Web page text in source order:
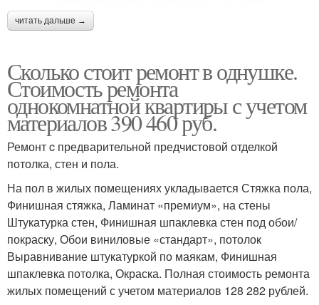
читать дальше →
Сколько стоит ремонт в однушке.
Стоимость ремонта
однокомнатной квартиры с учетом
материалов 390 460 руб.
Ремонт c предварительной предчистовой отделкой
потолка, стен и пола.
На пол в жилых помещениях укладывается Стяжка пола,
Финишная стяжка, Ламинат «премиум», на стены
Штукатурка стен, Финишная шпаклевка стен под обои/
покраску, Обои виниловые «стандарт», потолок
Выравнивание штукатуркой по маякам, Финишная
шпаклевка потолка, Окраска. Полная стоимость ремонта
жилых помещений с учетом материалов 128 282 рублей.